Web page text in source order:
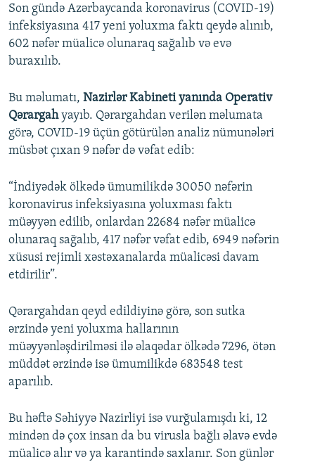
AZADLIQRADIOSU MOBIL TELEFONUNUZDA
BIZIMLƏ ƏLAQƏ
XƏBƏR BÜLLETENLƏRIMIZ
RFE/RL-in bütün saytları
Son gündə Azərbaycanda koronavirus (COVID-19)
infeksiyasına 417 yeni yoluxma faktı qeydə alınıb,
602 nəfər müalicə olunaraq sağalıb və evə
buraxılıb.
Bu məlumatı, Nazirlər Kabineti yanında Operativ
Qərargahyayıb. Qərargahdan verilən məlumata
görə, COVID-19 üçün götürülən analiz nümunələri
müsbət çıxan 9 nəfər də vəfat edib:
“İndiyədək ölkədə ümumilikdə 30050 nəfərin
koronavirus infeksiyasına yoluxması faktı
müəyyən edilib, onlardan 22684 nəfər müalicə
olunaraq sağalıb, 417 nəfər vəfat edib, 6949 nəfərin
xüsusi rejimli xəstəxanalarda müalicəsi davam
etdirilir”.
Qərargahdan qeyd edildiyinə görə, son sutka
ərzində yeni yoluxma hallarının
müəyyənləşdirilməsi ilə əlaqədar ölkədə 7296, ötən
müddət ərzində isə ümumilikdə 683548 test
aparılıb.
Bu həftə Səhiyyə Nazirliyi isə vurğulamışdı ki, 12
mindən də çox insan da bu virusla bağlı əlavə evdə
müalicə alır və ya karantində saxlanır. Son günlər